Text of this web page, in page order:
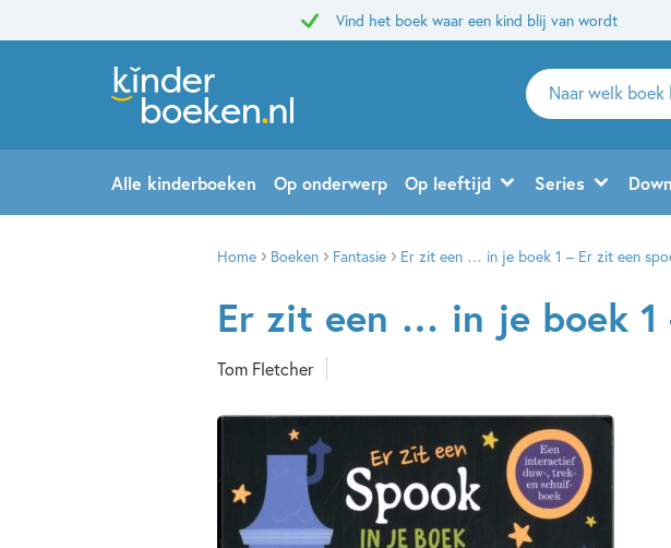
Vind het boek waar een kind blij van wordt
Zoeken
naar
en
uitgevers
Alle kinderboeken Op onderwerp Op leeftijd Series
Home Boeken Fantasie Er zit een … in je boek 1 – Er zit een
Er zit een … in je boek 1
Tom Fletcher